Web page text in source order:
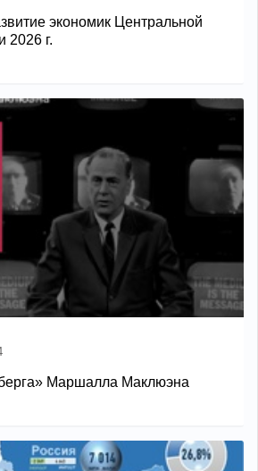
экономик Центральной
2026 г.
Маршалла Маклюэна